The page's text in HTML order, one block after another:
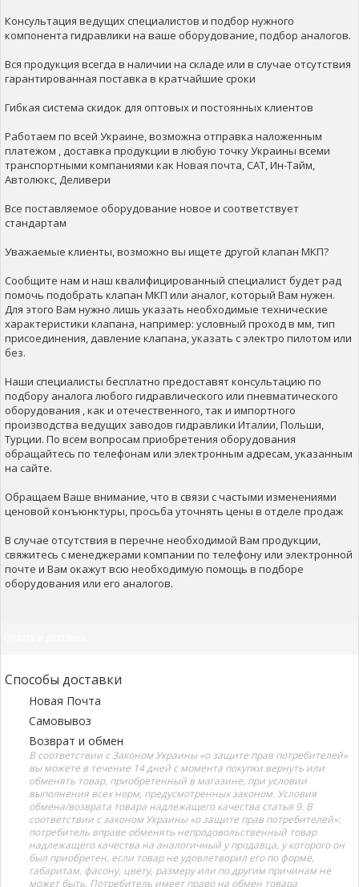
Консультация ведущих специалистов и подбор нужного
компонента гидравлики на ваше оборудование, подбор аналогов.
Вся продукция всегда в наличии на складе или в случае отсутствия
гарантированная поставка в кратчайшие сроки
Гибкая система скидок для оптовых и постоянных клиентов
Работаем по всей Украине, возможна отправка наложенным
платежом , доставка продукции в любую точку Украины всеми
транспортными компаниями как Новая почта, САТ, Ин-Тайм,
Автолюкс, Деливери
Все поставляемое оборудование новое и соответствует
стандартам
Уважаемые клиенты, возможно вы ищете другой клапан МКП?
Сообщите нам и наш квалифицированный специалист будет рад
помочь подобрать клапан МКП или аналог, который Вам нужен.
Для этого Вам нужно лишь указать необходимые технические
характеристики клапана, например: условный проход в мм, тип
присоединения, давление клапана, указать с электро пилотом или
без.
Наши специалисты бесплатно предоставят консультацию по
подбору аналога любого гидравлического или пневматического
оборудования , как и отечественного, так и импортного
производства ведущих заводов гидравлики Италии, Польши,
Турции. По всем вопросам приобретения оборудования
обращайтесь по телефонам или электронным адресам, указанным
на сайте.
Обращаем Ваше внимание, что в связи с частыми изменениями
ценовой конъюнктуры, просьба уточнять цены в отделе продаж
В случае отсутствия в перечне необходимой Вам продукции,
свяжитесь с менеджерами компании по телефону или электронной
почте и Вам окажут всю необходимую помощь в подборе
оборудования или его аналогов.
Способы доставки
Новая Почта
Самовывоз
Возврат и обмен
В соответствии с Законом Украины «о защите прав потребителей»
вы можете в течение 14 дней с момента покупки вернуть или
обменять товар, приобретенный в магазине, при условии
выполнения всех норм, предусмотренных законом. Условия
обмена/возврата товара надлежащего качества статья 9. В
соответствии с законом Украины «о защите прав потребителей»:
потребитель вправе обменять непродовольственный товар
надлежащего качества на аналогичный у продавца, у которого он
был приобретен, если товар не удовлетворил его по форме,
габаритам, фасону, цвету, размеру или по другим причинам не
может быть. Потребитель имеет право на обмен товара